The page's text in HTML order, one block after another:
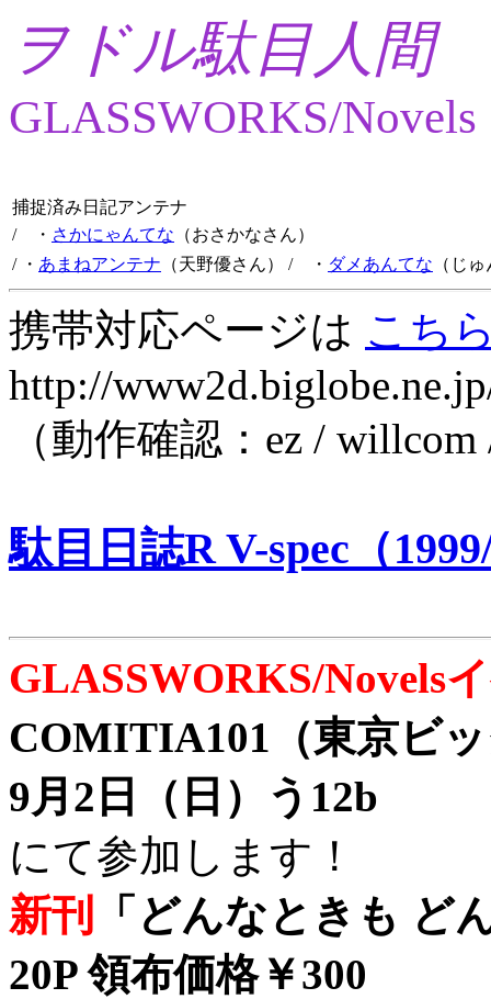
ヲドル駄目人間
GLASSWORKS/Novels
捕捉済み日記アンテナ
/ ・ さかにゃんてな （おさかなさん）
/ ・ あまねアンテナ （天野優さん） / ・ ダメあんてな （じ
携帯対応ページは こち
http://
（動作確認：ez /
駄目日誌R V-spec（
GLASSWORKS/Novels
COMITIA101（東京ビ
9月2日（日）う12b
にて参加します！
新刊
「どんなときも ど
20P 領布価格￥300